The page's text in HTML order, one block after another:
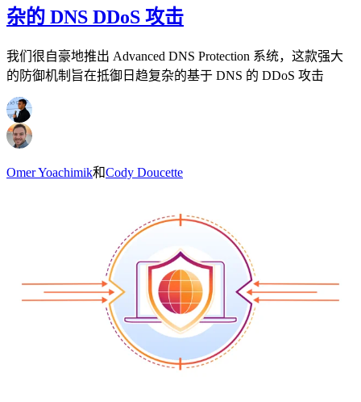
杂的 DNS DDoS 攻击
我们很自豪地推出 Advanced DNS Protection 系统，这款强大
的防御机制旨在抵御日趋复杂的基于 DNS 的 DDoS 攻击
Omer Yoachimik和Cody Doucette